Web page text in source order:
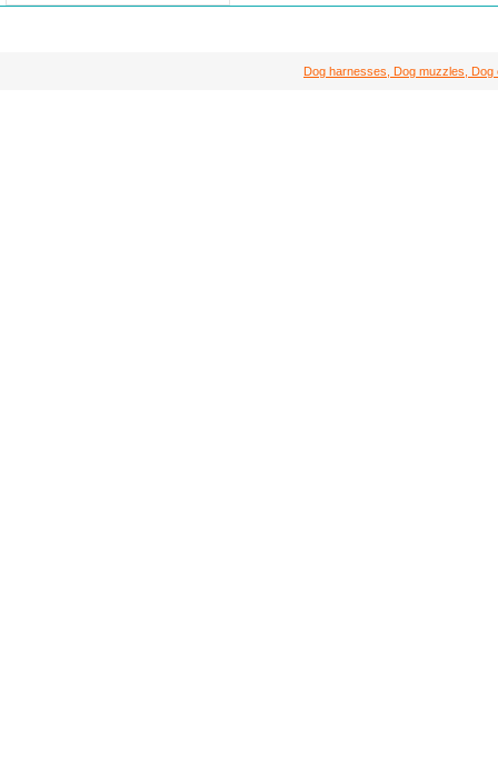
Dog harnesses, Dog muzzles,